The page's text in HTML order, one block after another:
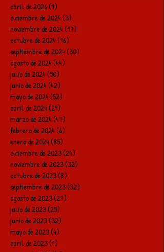
abril de 2026(1)
diciembre de 2024(3)
noviembre de 2024(17)
octubre de 2024(16)
septiembre de 2024(30)
agosto de 2024(44)
julio de 2024(50)
junio de 2024(42)
mayo de 2024(52)
abril de 2024(29)
marzo de 2024(47)
febrero de 2024(6)
enero de 2024(85)
diciembre de 2023(24)
noviembre de 2023(32)
octubre de 2023(8)
septiembre de 2023(32)
agosto de 2023(27)
julio de 2023(25)
junio de 2023(32)
mayo de 2023(4)
abril de 2023(1)